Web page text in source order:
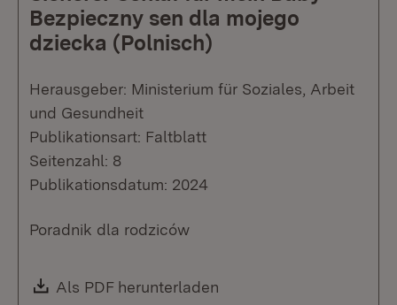
Bezpieczny sen dla mojego
dziecka (Polnisch)
Herausgeber: Ministerium für Soziales, Arbeit
und Gesundheit
Publikationsart: Faltblatt
Seitenzahl: 8
Publikationsdatum: 2024
Poradnik dla rodziców
Download:
Als PDF herunterladen